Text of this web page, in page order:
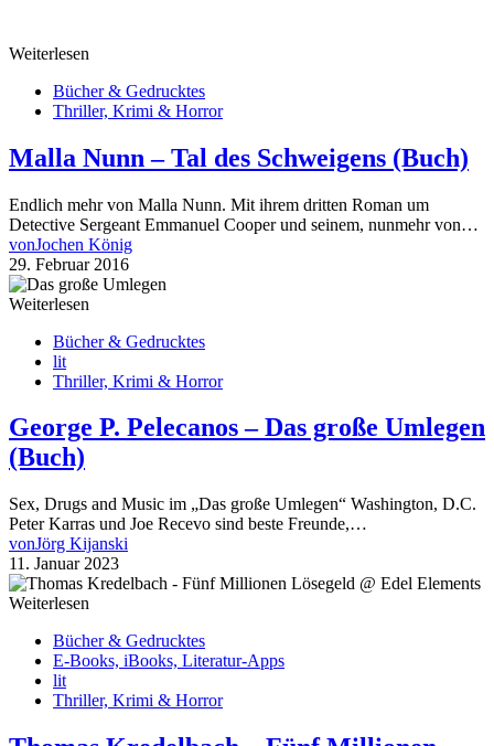
Weiterlesen
Bücher & Gedrucktes
Thriller, Krimi & Horror
Malla Nunn – Tal des Schweigens (Buch)
Endlich mehr von Malla Nunn. Mit ihrem dritten Roman um
Detective Sergeant Emmanuel Cooper und seinem, nunmehr von…
vonJochen König
29. Februar 2016
Weiterlesen
Bücher & Gedrucktes
lit
Thriller, Krimi & Horror
George P. Pelecanos – Das große Umlegen
(Buch)
Sex, Drugs and Music im „Das große Umlegen“ Washington, D.C.
Peter Karras und Joe Recevo sind beste Freunde,…
vonJörg Kijanski
11. Januar 2023
Weiterlesen
Bücher & Gedrucktes
E-Books, iBooks, Literatur-Apps
lit
Thriller, Krimi & Horror